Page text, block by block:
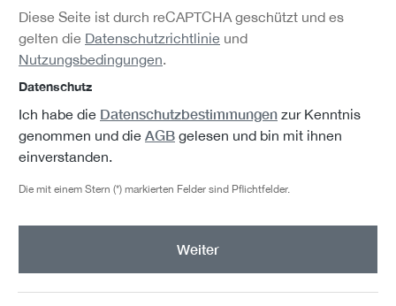
Diese Seite ist durch reCAPTCHA geschützt und es
gelten die Datenschutzrichtlinie und
Nutzungsbedingungen.
Datenschutz
Ich habe die Datenschutzbestimmungen zur Kenntnis
genommen und die AGB gelesen und bin mit ihnen
einverstanden.
Die mit einem Stern (*) markierten Felder sind Pflichtfelder.
Weiter